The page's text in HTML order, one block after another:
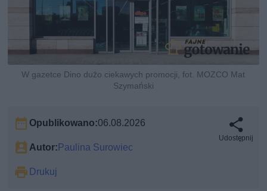
W gazetce Dino dużo ciekawych promocji, fot. MOZCO Mat
Szymański
Opublikowano:06.08.2026
Autor: Paulina Surowiec
Drukuj
Udostępnij